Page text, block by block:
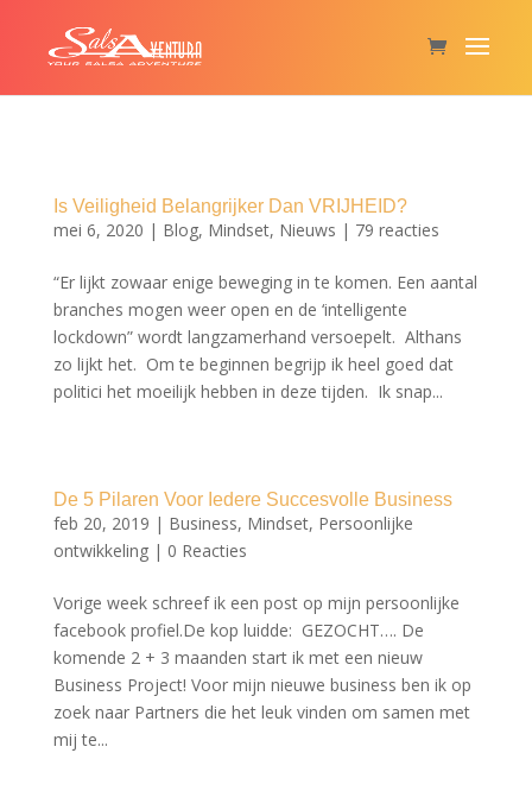
Is Veiligheid Belangrijker Dan VRIJHEID?
mei 6, 2020 | Blog, Mindset, Nieuws | 79 reacties
“Er lijkt zowaar enige beweging in te komen. Een aantal
branches mogen weer open en de ‘intelligente
lockdown” wordt langzamerhand versoepelt. Althans
zo lijkt het. Om te beginnen begrijp ik heel goed dat
politici het moeilijk hebben in deze tijden. Ik snap...
De 5 Pilaren Voor Iedere Succesvolle Business
feb 20, 2019 | Business, Mindset, Persoonlijke
ontwikkeling| 0 Reacties
Vorige week schreef ik een post op mijn persoonlijke
facebook profiel.De kop luidde: GEZOCHT…. De
komende 2 + 3 maanden start ik met een nieuw
Business Project! Voor mijn nieuwe business ben ik op
zoek naar Partners die het leuk vinden om samen met
mij te...